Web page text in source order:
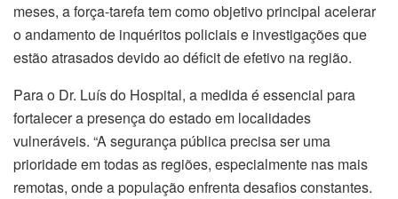
meses, a força-tarefa tem como objetivo principal acelerar
o andamento de inquéritos policiais e investigações que
estão atrasados devido ao déficit de efetivo na região.
Para o Dr. Luís do Hospital, a medida é essencial para
fortalecer a presença do estado em localidades
vulneráveis. “A segurança pública precisa ser uma
prioridade em todas as regiões, especialmente nas mais
remotas, onde a população enfrenta desafios constantes.